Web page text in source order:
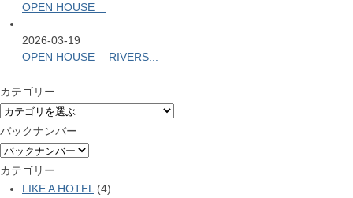
OPEN HOUSE
2026-03-19
OPEN HOUSE RIVERS...
カテゴリー
バックナンバー
カテゴリー
LIKE A HOTEL (4)